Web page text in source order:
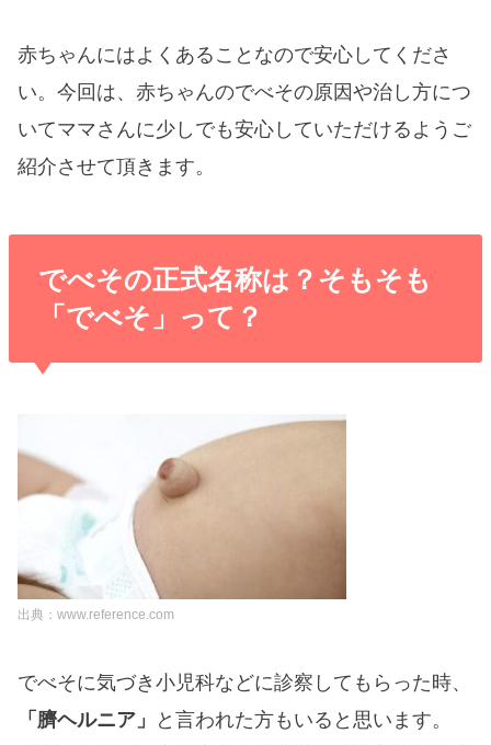
赤ちゃんにはよくあることなので安心してくださ
い。今回は、赤ちゃんのでべその原因や治し方につ
いてママさんに少しでも安心していただけるようご
紹介させて頂きます。
でべその正式名称は？そもそも
「でべそ」って？
出典：www.reference.com
でべそに気づき小児科などに診察してもらった時、
「臍ヘルニア」
と言われた方もいると思います。